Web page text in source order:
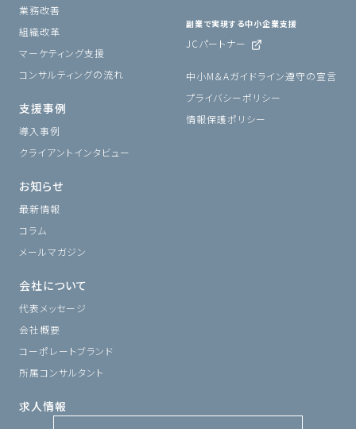
業務改善
組織改革
マーケティング支援
コンサルティングの流れ
支援事例
導入事例
クライアントインタビュー
お知らせ
最新情報
コラム
メールマガジン
会社について
代表メッセージ
会社概要
コーポレートブランド
所属コンサルタント
求人情報
副業で実現する中小企業支援
JCパートナー
中小M＆Aガイドライン遵守の宣言
プライバシーポリシー
情報保護ポリシー